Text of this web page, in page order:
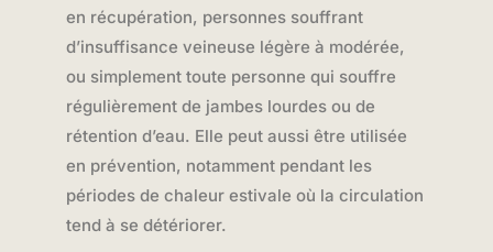
en récupération, personnes souffrant
d’insuffisance veineuse légère à modérée,
ou simplement toute personne qui souffre
régulièrement de jambes lourdes ou de
rétention d’eau. Elle peut aussi être utilisée
en prévention, notamment pendant les
périodes de chaleur estivale où la circulation
tend à se détériorer.